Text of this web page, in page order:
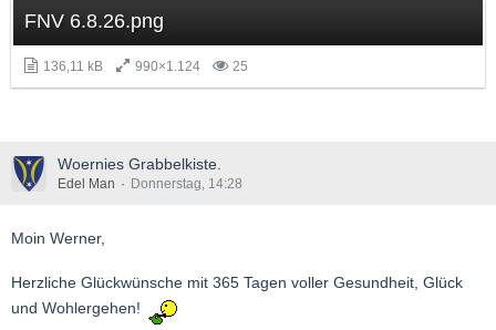
FNV 6.8.26.png
136,11 kB 990×1.124 25
Woernies Grabbelkiste.
Edel Man Donnerstag, 14:28
Moin Werner,
Herzliche Glückwünsche mit 365 Tagen voller Gesundheit, Glück
und Wohlergehen!